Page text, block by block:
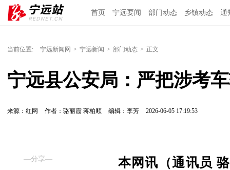
首页 宁远要闻 部门动态 乡镇动态 通
当前位置: 宁远新闻网 > 宁远新闻 > 部门动态 > 正文
宁远县公安局：严把涉考
来源：红网 作者：骆丽霞 蒋柏顺 编辑：李芳 2026-06-05 17:19:53
—分享—
本网讯（通讯员